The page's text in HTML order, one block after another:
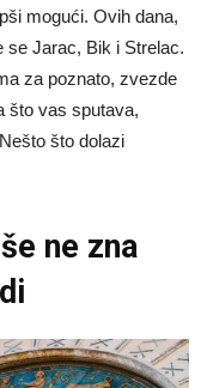
mogući. Ovih dana,
se Jarac, Bik i Strelac.
za poznato, zvezde
što vas sputava,
što dolazi
ne zna